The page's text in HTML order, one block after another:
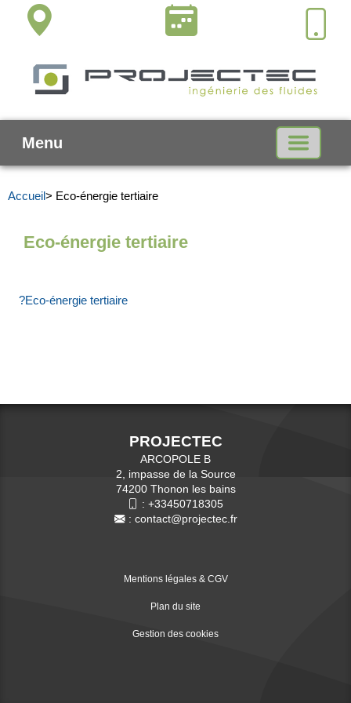
Menu
Accueil> Eco-énergie tertiaire
Eco-énergie tertiaire
?Eco-énergie tertiaire
PROJECTEC
ARCOPOLE B
2, impasse de la Source
74200 Thonon les bains
: +33450718305
: contact@projectec.fr
Mentions légales & CGV
Plan du site
Gestion des cookies